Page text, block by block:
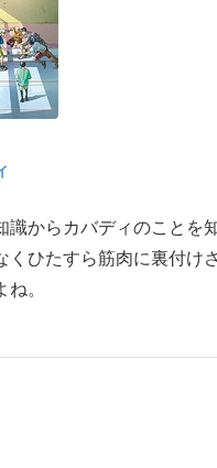
識からカバディのことを
くひたすら筋肉に裏付け
。